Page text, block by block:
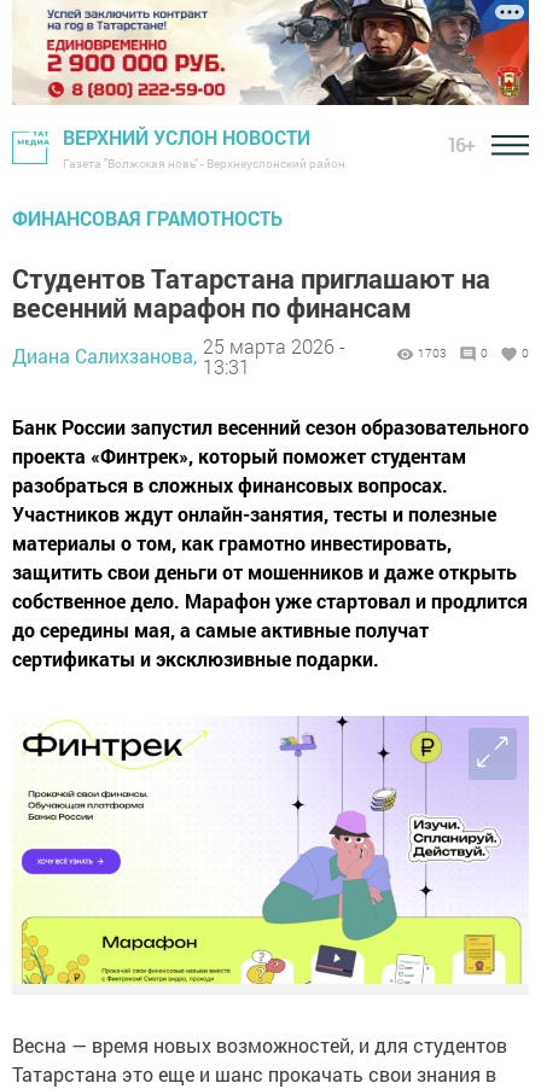
ВЕРХНИЙ УСЛОН НОВОСТИ
Газета "Волжская новь" - Верхнеуслонский район
16+
ФИНАНСОВАЯ ГРАМОТНОСТЬ
Студентов Татарстана приглашают на
весенний марафон по финансам
Диана Салихзанова, 25 марта 2026 -
13:31
1703 0 0
Банк России запустил весенний сезон образовательного
проекта «Финтрек», который поможет студентам
разобраться в сложных финансовых вопросах.
Участников ждут онлайн-занятия, тесты и полезные
материалы о том, как грамотно инвестировать,
защитить свои деньги от мошенников и даже открыть
собственное дело. Марафон уже стартовал и продлится
до середины мая, а самые активные получат
сертификаты и эксклюзивные подарки.
Весна — время новых возможностей, и для студентов
Татарстана это еще и шанс прокачать свои знания в